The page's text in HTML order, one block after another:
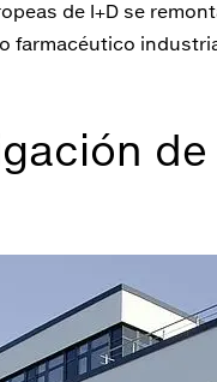
de I+D se
farmacéutico